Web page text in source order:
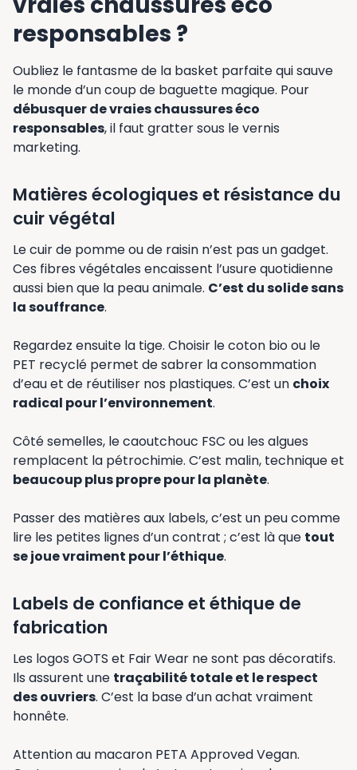
responsables ?
Oubliez le fantasme de la basket parfaite qui sauve
le monde d’un coup de baguette magique. Pour
débusquer de vraies chaussures éco
responsables, il faut gratter sous le vernis
marketing.
Matières écologiques et résistance du
cuir végétal
Le cuir de pomme ou de raisin n’est pas un gadget.
Ces fibres végétales encaissent l’usure quotidienne
aussi bien que la peau animale. C’est du solide sans
la souffrance.
Regardez ensuite la tige. Choisir le coton bio ou le
PET recyclé permet de sabrer la consommation
d’eau et de réutiliser nos plastiques. C’est un choix
radical pour l’environnement.
Côté semelles, le caoutchouc FSC ou les algues
remplacent la pétrochimie. C’est malin, technique et
beaucoup plus propre pour la planète.
Passer des matières aux labels, c’est un peu comme
lire les petites lignes d’un contrat ; c’est là que tout
se joue vraiment pour l’éthique.
Labels de confiance et éthique de
fabrication
Les logos GOTS et Fair Wear ne sont pas décoratifs.
Ils assurent une traçabilité totale et le respect
des ouvriers. C’est la base d’un achat vraiment
honnête.
Attention au macaron PETA Approved Vegan.